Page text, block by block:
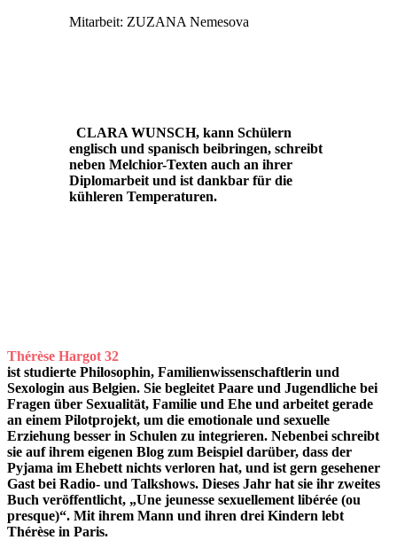
Mitarbeit: ZUZANA Nemesova
CLARA WUNSCH, kann Schülern
englisch und spanisch beibringen, schreibt
neben Melchior-Texten auch an ihrer
Diplomarbeit und ist dankbar für die
kühleren Temperaturen.
Thérèse Hargot 32
ist studierte Philosophin, Familienwissenschaftlerin und
Sexologin aus Belgien. Sie begleitet Paare und Jugendliche bei
Fragen über Sexualität, Familie und Ehe und arbeitet gerade
an einem Pilotprojekt, um die emotionale und sexuelle
Erziehung besser in Schulen zu integrieren. Nebenbei schreibt
sie auf ihrem eigenen Blog zum Beispiel darüber, dass der
Pyjama im Ehebett nichts verloren hat, und ist gern gesehener
Gast bei Radio- und Talkshows. Dieses Jahr hat sie ihr zweites
Buch veröffentlicht, „Une jeunesse sexuellement libérée (ou
presque)“. Mit ihrem Mann und ihren drei Kindern lebt
Thérèse in Paris.